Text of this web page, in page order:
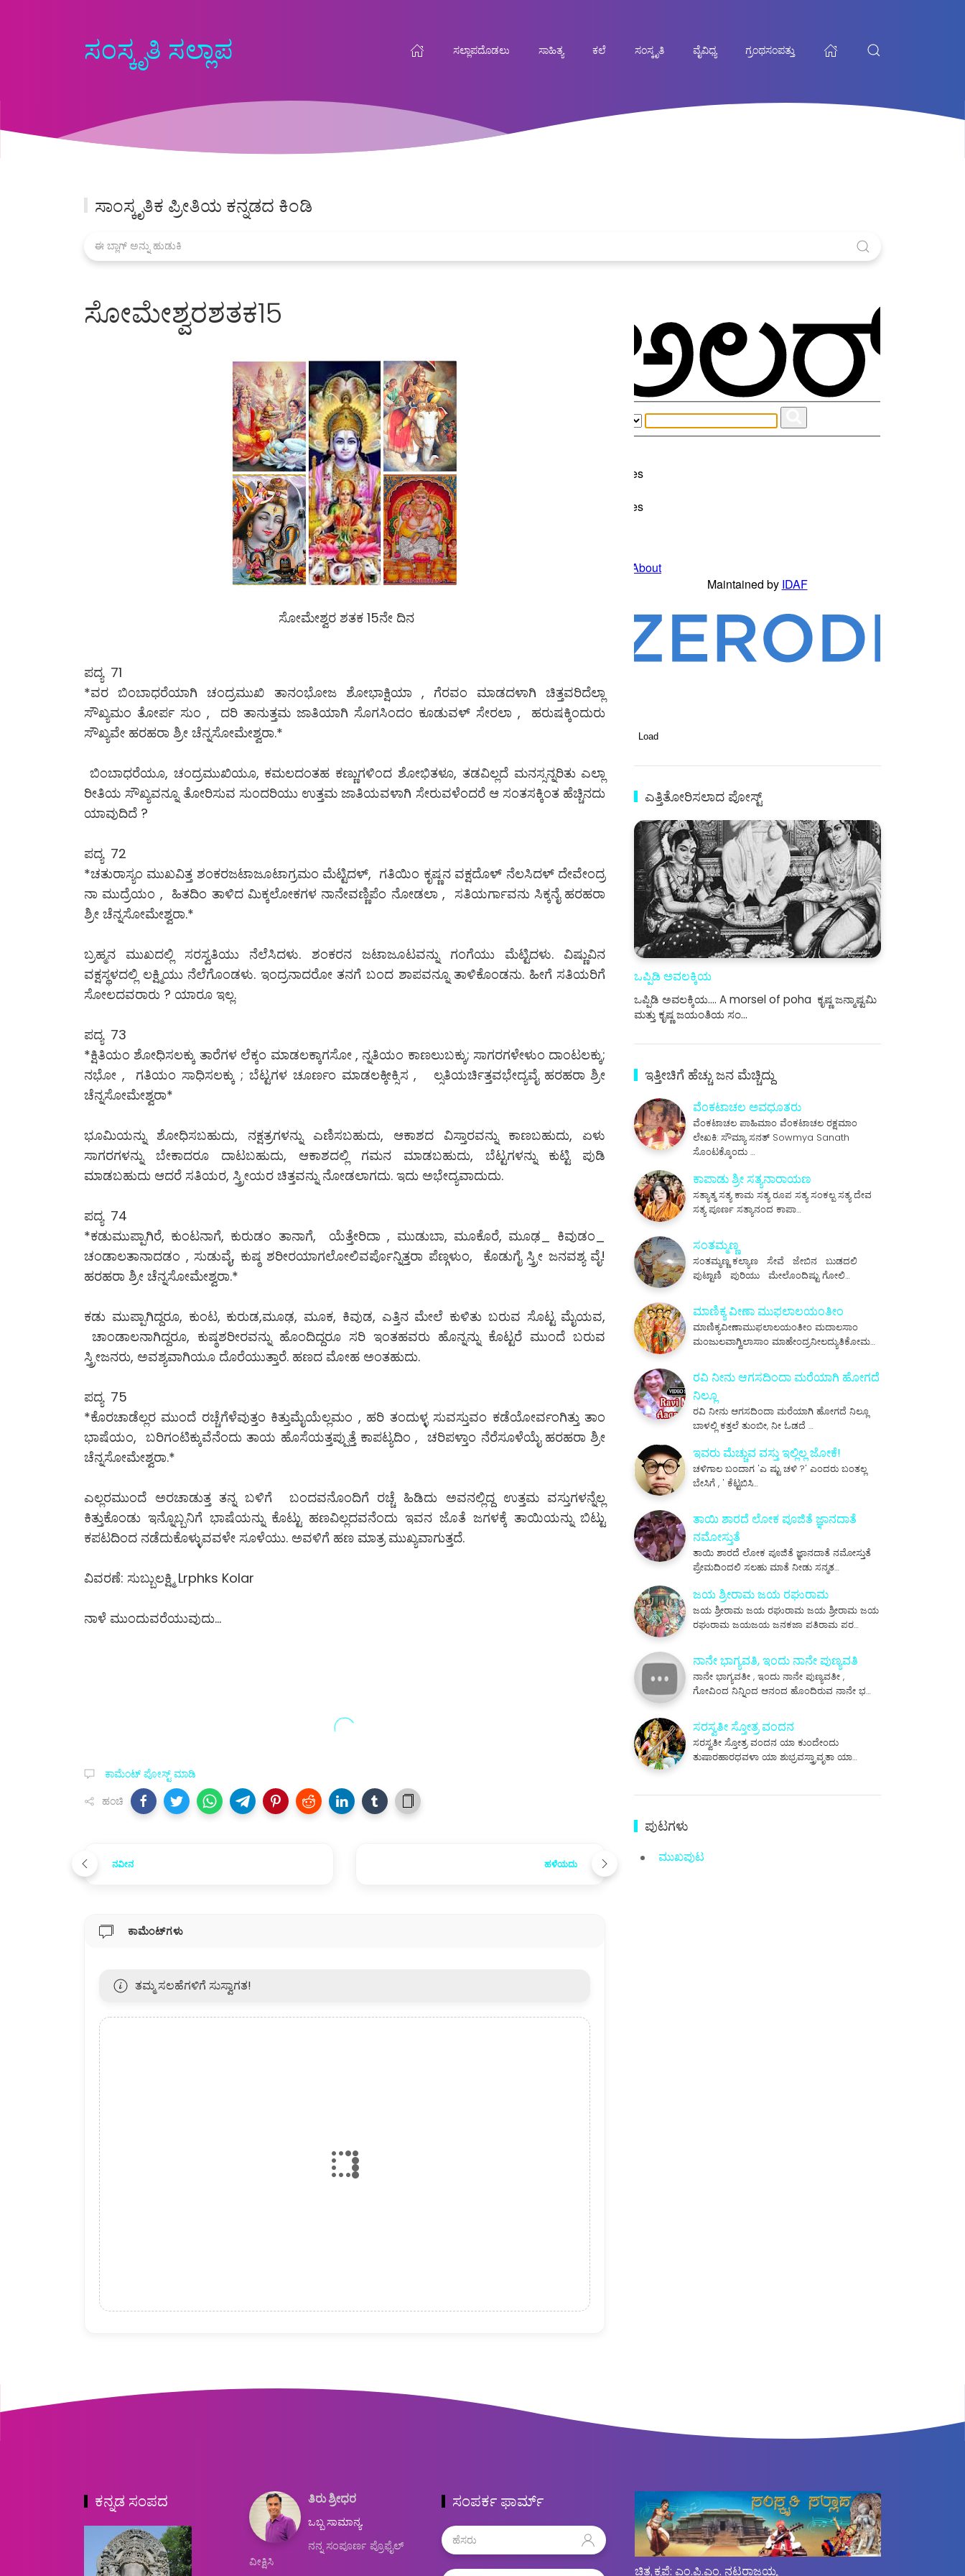
ಸಂಸ್ಕೃತಿ ಸಲ್ಲಾಪ ಸಲ್ಲಾಪದೊಡಲು ಸಾಹಿತ್ಯ ಕಲೆ ಸಂಸ್ಕೃತಿ ವೈವಿಧ್ಯ ಗ್ರಂಥಸಂಪತ್ತು
ಸಾಂಸ್ಕೃತಿಕ ಪ್ರೀತಿಯ ಕನ್ನಡದ ಕಿಂಡಿ
ಸೋಮೇಶ್ವರಶತಕ15
ಸೋಮೇಶ್ವರ ಶತಕ 15ನೇ ದಿನ
ಪದ್ಯ 71
*ವರ ಬಿಂಬಾಧರೆಯಾಗಿ ಚಂದ್ರಮುಖಿ ತಾನಂಭೋಜ ಶೋಭಾಕ್ಷಿಯಾ , ಗೆರವಂ ಮಾಡದಳಾಗಿ ಚಿತ್ತವರಿದೆಲ್ಲಾ
ಸೌಖ್ಯಮಂ ತೋರ್ಪ ಸುಂ , ದರಿ ತಾನುತ್ತಮ ಜಾತಿಯಾಗಿ ಸೊಗಸಿಂದಂ ಕೂಡುವಳ್ ಸೇರಲಾ , ಹರುಷಕ್ಕಿಂದುರು
ಸೌಖ್ಯವೇ ಹರಹರಾ ಶ್ರೀ ಚೆನ್ನಸೋಮೇಶ್ವರಾ.*
ಬಿಂಬಾಧರೆಯೂ, ಚಂದ್ರಮುಖಿಯೂ, ಕಮಲದಂತಹ ಕಣ್ಣುಗಳಿಂದ ಶೋಭಿತಳೂ, ತಡವಿಲ್ಲದೆ ಮನಸ್ಸನ್ನರಿತು ಎಲ್ಲಾ
ರೀತಿಯ ಸೌಖ್ಯವನ್ನೂ ತೋರಿಸುವ ಸುಂದರಿಯು ಉತ್ತಮ ಜಾತಿಯವಳಾಗಿ ಸೇರುವಳೆಂದರೆ ಆ ಸಂತಸಕ್ಕಿಂತ ಹೆಚ್ಚಿನದು
ಯಾವುದಿದೆ ?
ಪದ್ಯ 72
*ಚತುರಾಸ್ಯಂ ಮುಖವಿತ್ತ ಶಂಕರಜಟಾಜೂಟಾಗ್ರಮಂ ಮೆಟ್ಟಿದಳ್, ಗತಿಯಿಂ ಕೃಷ್ಣನ ವಕ್ಷದೊಳ್ ನೆಲಸಿದಳ್ ದೇವೇಂದ್ರ
ನಾ ಮುದ್ರೆಯಂ , ಹಿತದಿಂ ತಾಳಿದ ಮಿಕ್ಕಲೋಕಗಳ ನಾನೇವಣ್ಣಿಪೆಂ ನೋಡಲಾ , ಸತಿಯರ್ಗಾವನು ಸಿಕ್ಕನೈ ಹರಹರಾ
ಶ್ರೀ ಚೆನ್ನಸೋಮೇಶ್ವರಾ.*
ಬ್ರಹ್ಮನ ಮುಖದಲ್ಲಿ ಸರಸ್ವತಿಯು ನೆಲೆಸಿದಳು. ಶಂಕರನ ಜಟಾಜೂಟವನ್ನು ಗಂಗೆಯು ಮೆಟ್ಟಿದಳು. ವಿಷ್ಣುವಿನ
ವಕ್ಷಸ್ಥಳದಲ್ಲಿ ಲಕ್ಷ್ಮಿಯು ನೆಲೆಗೊಂಡಳು. ಇಂದ್ರನಾದರೋ ತನಗೆ ಬಂದ ಶಾಪವನ್ನೂ ತಾಳಿಕೊಂಡನು. ಹೀಗೆ ಸತಿಯರಿಗೆ
ಸೋಲದವರಾರು ? ಯಾರೂ ಇಲ್ಲ.
ಪದ್ಯ 73
*ಕ್ಷಿತಿಯಂ ಶೋಧಿಸಲಕ್ಕು ತಾರೆಗಳ ಲೆಕ್ಕಂ ಮಾಡಲಕ್ಕಾಗಸೋ , ನ್ನತಿಯಂ ಕಾಣಲುಬಕ್ಕು; ಸಾಗರಗಳೇಳುಂ ದಾಂಟಲಕ್ಕು;
ನಭೋ , ಗತಿಯಂ ಸಾಧಿಸಲಕ್ಕು ; ಬೆಟ್ಟಗಳ ಚೂರ್ಣಂ ಮಾಡಲಕ್ಕೀಕ್ಸಿಸ , ಲ್ಸತಿಯರ್ಚಿತ್ತವಭೇದ್ಯವೈ ಹರಹರಾ ಶ್ರೀ
ಚೆನ್ನಸೋಮೇಶ್ವರಾ*
ಭೂಮಿಯನ್ನು ಶೋಧಿಸಬಹುದು, ನಕ್ಷತ್ರಗಳನ್ನು ಎಣಿಸಬಹುದು, ಆಕಾಶದ ವಿಸ್ತಾರವನ್ನು ಕಾಣಬಹುದು, ಏಳು
ಸಾಗರಗಳನ್ನು ಬೇಕಾದರೂ ದಾಟಬಹುದು, ಆಕಾಶದಲ್ಲಿ ಗಮನ ಮಾಡಬಹುದು, ಬೆಟ್ಟಗಳನ್ನು ಕುಟ್ಟಿ ಪುಡಿ
ಮಾಡಬಹುದು ಆದರೆ ಸತಿಯರ, ಸ್ತ್ರೀಯರ ಚಿತ್ತವನ್ನು ನೋಡಲಾಗದು. ಇದು ಅಭೇದ್ಯವಾದುದು.
ಪದ್ಯ 74
*ಕಡುಮುಪ್ಪಾಗಿರೆ, ಕುಂಟನಾಗೆ, ಕುರುಡಂ ತಾನಾಗೆ, ಯೆತ್ತೇರಿದಾ , ಮುಡುಬಾ, ಮೂಕೊರೆ, ಮೂಢ_ ಕಿವುಡಂ_
ಚಂಡಾಲತಾನಾದಡಂ , ಸುಡುವೈ, ಕುಷ್ಠ ಶರೀರಯಾಗಲೋಲಿವರ್ಪೊನ್ನಿತ್ತರಾ ಪೆಣ್ಗಳುಂ, ಕೊಡುಗೈ ಸ್ತ್ರೀ ಜನವಶ್ಯ ವೈ!
ಹರಹರಾ ಶ್ರೀ ಚೆನ್ನಸೋಮೇಶ್ವರಾ.*
ಕಡು ಮುಪ್ಪಾಗಿದ್ದರೂ, ಕುಂಟ, ಕುರುಡ,ಮೂಢ, ಮೂಕ, ಕಿವುಡ, ಎತ್ತಿನ ಮೇಲೆ ಕುಳಿತು ಬರುವ ಸೊಟ್ಟ ಮೈಯವ,
ಚಾಂಡಾಲನಾಗಿದ್ದರೂ, ಕುಷ್ಠಶರೀರವನ್ನು ಹೊಂದಿದ್ದರೂ ಸರಿ ಇಂತಹವರು ಹೊನ್ನನ್ನು ಕೊಟ್ಟರೆ ಮುಂದೆ ಬರುವ
ಸ್ತ್ರೀಜನರು, ಅವಶ್ಯವಾಗಿಯೂ ದೊರೆಯುತ್ತಾರೆ. ಹಣದ ಮೋಹ ಅಂತಹುದು.
ಪದ್ಯ 75
*ಕೊರಚಾಡೆಲ್ಲರ ಮುಂದೆ ರಚ್ಚೆಗೆಳೆವುತ್ತಂ ಕಿತ್ತುಮೈಯೆಲ್ಲಮಂ , ಹರಿ ತಂದುಳ್ಳ ಸುವಸ್ತುವಂ ಕಡೆಯೋರ್ವಂಗಿತ್ತು ತಾಂ
ಭಾಷೆಯಂ, ಬರಿಗಂಟಿಕ್ಕುವೆನೆಂದು ತಾಯ ಹೊಸೆಯತ್ತಪ್ಪುತ್ತೆ ಕಾಪಟ್ಯದಿಂ , ಚರಿಪಳ್ತಾಂ ನೆರೆಸೂಳೆಯೈ ಹರಹರಾ ಶ್ರೀ
ಚೆನ್ನಸೋಮೇಶ್ವರಾ.*
ಎಲ್ಲರಮುಂದೆ ಅರಚಾಡುತ್ತ ತನ್ನ ಬಳಿಗೆ ಬಂದವನೊಂದಿಗೆ ರಚ್ಚೆ ಹಿಡಿದು ಅವನಲ್ಲಿದ್ದ ಉತ್ತಮ ವಸ್ತುಗಳನ್ನೆಲ್ಲ
ಕಿತ್ತುಕೊಂಡು ಇನ್ನೊಬ್ಬನಿಗೆ ಭಾಷೆಯನ್ನು ಕೊಟ್ಟು ಹಣವಿಲ್ಲದವನೆಂದು ಇವನ ಜೊತೆ ಜಗಳಕ್ಕೆ ತಾಯಿಯನ್ನು ಬಿಟ್ಟು
ಕಪಟದಿಂದ ನಡೆದುಕೊಳ್ಳುವವಳೇ ಸೂಳೆಯು. ಅವಳಿಗೆ ಹಣ ಮಾತ್ರ ಮುಖ್ಯವಾಗುತ್ತದೆ.
ವಿವರಣೆ: ಸುಬ್ಬುಲಕ್ಷ್ಮಿ Lrphks Kolar
ನಾಳೆ ಮುಂದುವರೆಯುವುದು...
ಕಾಮೆಂಟ್‌‌ ಪೋಸ್ಟ್‌ ಮಾಡಿ
ಹಂಚಿ
ನವೀನ ಹಳೆಯದು
ಕಾಮೆಂಟ್‌ಗಳು
ತಮ್ಮ ಸಲಹೆಗಳಿಗೆ ಸುಸ್ವಾಗತ!
Load
ಎತ್ತಿತೋರಿಸಲಾದ ಪೋಸ್ಟ್
ಒಪ್ಪಿಡಿ ಅವಲಕ್ಕಿಯ
ಒಪ್ಪಿಡಿ ಅವಲಕ್ಕಿಯ.... A morsel of poha ಕೃಷ್ಣ ಜನ್ಮಾಷ್ಟಮಿ
ಮತ್ತು ಕೃಷ್ಣ ಜಯಂತಿಯ ಸಂ…
ಇತ್ತೀಚಿಗೆ ಹೆಚ್ಚು ಜನ ಮೆಚ್ಚಿದ್ದು
ವೆಂಕಟಾಚಲ ಅವಧೂತರು
ವೆಂಕಟಾಚಲ ಪಾಹಿಮಾಂ ವೆಂಕಟಾಚಲ ರಕ್ಷಮಾಂ
ಲೇಖಕಿ: ಸೌಮ್ಯಾ ಸನತ್ Sowmya Sanath
ಸೊಂಟಕ್ಕೊಂದು …
ಕಾಪಾಡು ಶ್ರೀ ಸತ್ಯನಾರಾಯಣ
ಸತ್ಯಾತ್ಮ ಸತ್ಯ ಕಾಮ ಸತ್ಯ ರೂಪ ಸತ್ಯ ಸಂಕಲ್ಪ ಸತ್ಯ ದೇವ
ಸತ್ಯ ಪೂರ್ಣ ಸತ್ಯಾನಂದ ಕಾಪಾ…
ಸಂತಮ್ಮಣ್ಣ
ಸಂತಮ್ಮಣ್ಣ ಕಲ್ಯಾಣ ಸೇವೆ ಜೇಬಿನ ಬುಡದಲಿ
ಪುಟ್ಟಾಣಿ ಪುರಿಯು ಮೇಲೊಂದಿಷ್ಟು ಗೋಲಿ…
ಮಾಣಿಕ್ಯ ವೀಣಾ ಮುಫಲಾಲಯಂತೀಂ
ಮಾಣಿಕ್ಯವೀಣಾಮುಫಲಾಲಯಂತೀಂ ಮದಾಲಸಾಂ
ಮಂಜುಲವಾಗ್ವಿಲಾಸಾಂ ಮಾಹೇಂದ್ರನೀಲದ್ಯುತಿಕೋಮ…
ರವಿ ನೀನು ಆಗಸದಿಂದಾ ಮರೆಯಾಗಿ ಹೋಗದೆ
ನಿಲ್ಲೂ
ರವಿ ನೀನು ಆಗಸದಿಂದಾ ಮರೆಯಾಗಿ ಹೋಗದೆ ನಿಲ್ಲೂ
ಬಾಳಲ್ಲಿ ಕತ್ತಲೆ ತುಂಬೀ, ನೀ ಓಡದೆ …
ಇವರು ಮೆಚ್ಚುವ ವಸ್ತು ಇಲ್ಲಿಲ್ಲ ಜೋಕೆ!
ಚಳಿಗಾಲ ಬಂದಾಗ 'ಎ ಷ್ಟು ಚಳಿ ?' ಎಂದರು ಬಂತಲ್ಲ
ಬೇಸಿಗೆ , ' ಕೆಟ್ಟಬಿಸಿ…
ತಾಯಿ ಶಾರದೆ ಲೋಕ ಪೂಜಿತೆ ಜ್ಞಾನದಾತೆ
ನಮೋಸ್ತುತೆ
ತಾಯಿ ಶಾರದೆ ಲೋಕ ಪೂಜಿತೆ ಜ್ಞಾನದಾತೆ ನಮೋಸ್ತುತೆ
ಪ್ರೇಮದಿಂದಲಿ ಸಲಹು ಮಾತೆ ನೀಡು ಸನ್ಮತ…
ಜಯ ಶ್ರೀರಾಮ ಜಯ ರಘುರಾಮ
ಜಯ ಶ್ರೀರಾಮ ಜಯ ರಘುರಾಮ ಜಯ ಶ್ರೀರಾಮ ಜಯ
ರಘುರಾಮ ಜಯಜಯ ಜನಕಜಾ ಪತಿರಾಮ ಪರ…
ನಾನೇ ಭಾಗ್ಯವತಿ, ಇಂದು ನಾನೇ ಪುಣ್ಯವತಿ
ನಾನೇ ಭಾಗ್ಯವತೀ , ಇಂದು ನಾನೇ ಪುಣ್ಯವತೀ ,
ಗೋವಿಂದ ನಿನ್ನಿಂದ ಆನಂದ ಹೊಂದಿರುವ ನಾನೇ ಭ…
ಸರಸ್ವತೀ ಸ್ತೋತ್ರ ವಂದನ
ಸರಸ್ವತೀ ಸ್ತೋತ್ರ ವಂದನ ಯಾ ಕುಂದೇಂದು
ತುಷಾರಹಾರಧವಳಾ ಯಾ ಶುಭ್ರವಸ್ತ್ರಾವೃತಾ ಯಾ…
ಪುಟಗಳು
ಮುಖಪುಟ
ಕನ್ನಡ ಸಂಪದ ತಿರು ಶ್ರೀಧರ
ಒಬ್ಬ ಸಾಮಾನ್ಯ.
ನನ್ನ ಸಂಪೂರ್ಣ ಪ್ರೊಫೈಲ್
ವೀಕ್ಷಿಸಿ
ಸಂಪರ್ಕ ಫಾರ್ಮ್
ಚಿತ್ರ ಕೃಪೆ: ಎಂ.ಪಿ.ಎಂ. ನಟರಾಜಯ್ಯ